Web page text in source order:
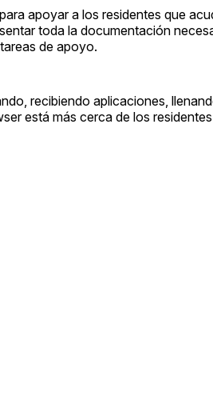
apoyar a los residentes que
toda la documentación
de apoyo.
recibiendo aplicaciones,
está más cerca de los